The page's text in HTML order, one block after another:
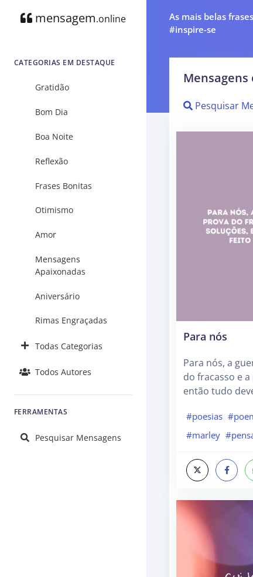
mensagem.online
CATEGORIAS EM DESTAQUE
Gratidão
Bom Dia
Boa Noite
Reflexão
Frases Bonitas
Otimismo
Amor
Mensagens
Apaixonadas
Aniversário
Rimas Engraçadas
Todas Categorias
Todos Autores
FERRAMENTAS
Pesquisar Mensagens
As mais belas
#inspire-se
Mensagens
Pesquisar
Para nós
Para nós, a
do fracasso e
então tudo
#poesias
#marley